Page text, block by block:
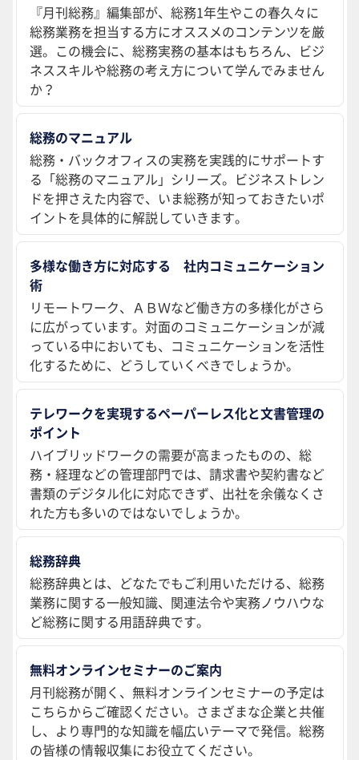
『月刊総務』編集部が、総務1年生やこの春久々に
総務業務を担当する方にオススメのコンテンツを厳
選。この機会に、総務実務の基本はもちろん、ビジ
ネススキルや総務の考え方について学んでみません
か？
総務のマニュアル
総務・バックオフィスの実務を実践的にサポートす
る「総務のマニュアル」シリーズ。ビジネストレン
ドを押さえた内容で、いま総務が知っておきたいポ
イントを具体的に解説していきます。
多様な働き方に対応する 社内コミュニケーション
術
リモートワーク、ＡＢＷなど働き方の多様化がさら
に広がっています。対面のコミュニケーションが減
っている中においても、コミュニケーションを活性
化するために、どうしていくべきでしょうか。
テレワークを実現するペーパーレス化と文書管理の
ポイント
ハイブリッドワークの需要が高まったものの、総
務・経理などの管理部門では、請求書や契約書など
書類のデジタル化に対応できず、出社を余儀なくさ
れた方も多いのではないでしょうか。
総務辞典
総務辞典とは、どなたでもご利用いただける、総務
業務に関する一般知識、関連法令や実務ノウハウな
ど総務に関する用語辞典です。
無料オンラインセミナーのご案内
月刊総務が開く、無料オンラインセミナーの予定は
こちらからご確認ください。さまざまな企業と共催
し、より専門的な知識を幅広いテーマで発信。総務
の皆様の情報収集にお役立てください。